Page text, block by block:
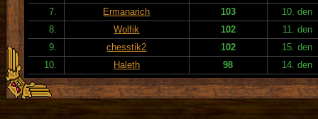
7.
Ermanarich 103
10. den
8.
Wolfik 102
11. den
9.
chesstik2 102
15. den
10.
Haleth 98 14. den